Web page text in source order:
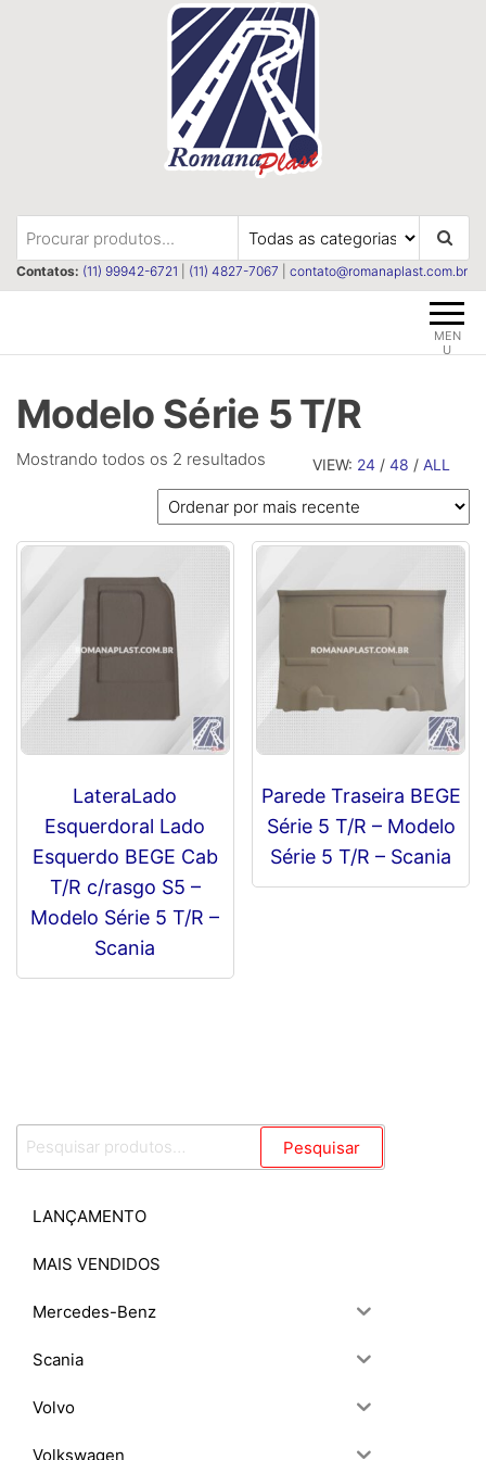
Romanaplast
Revestimentos e isolações
termica e acústica
Contatos: (11) 99942-6721 (11) 4827-7067 contato@romanaplast.com.br
MEN
U
Modelo Série 5 T/R
VIEW: 24 / 48 / ALL
Mostrando todos os 2 resultados Classificado
por
mais
recente
LateraLado
Esquerdoral Lado
Esquerdo BEGE Cab
T/R c/rasgo S5 –
Modelo Série 5 T/R –
Scania
Parede Traseira BEGE
Série 5 T/R – Modelo
Série 5 T/R – Scania
Pesquisar
Pesquisar
LANÇAMENTO
MAIS VENDIDOS
Mercedes-Benz
Scania
Volvo
Volkswagen